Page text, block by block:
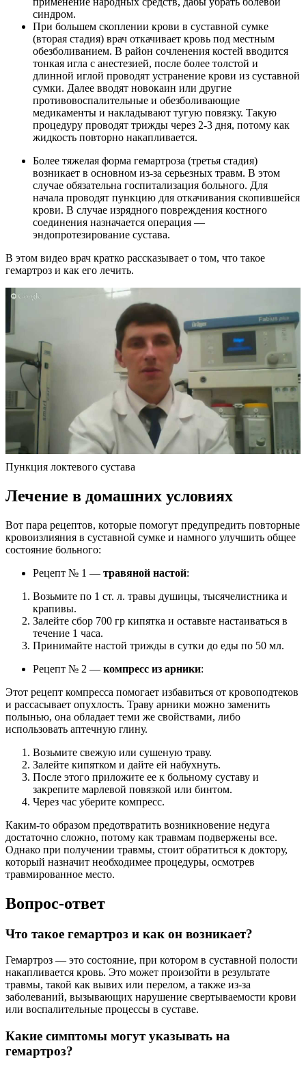
синдром.
При большем скоплении крови в суставной сумке
(вторая стадия) врач откачивает кровь под местным
обезболиванием. В район сочленения костей вводится
тонкая игла с анестезией, после более толстой и
длинной иглой проводят устранение крови из суставной
сумки. Далее вводят новокаин или другие
противовоспалительные и обезболивающие
медикаменты и накладывают тугую повязку. Такую
процедуру проводят трижды через 2-3 дня, потому как
жидкость повторно накапливается.
Более тяжелая форма гемартроза (третья стадия)
возникает в основном из-за серьезных травм. В этом
случае обязательна госпитализация больного. Для
начала проводят пункцию для откачивания скопившейся
крови. В случае изрядного повреждения костного
соединения назначается операция —
эндопротезирование сустава.
В этом видео врач кратко рассказывает о том, что такое
гемартроз и как его лечить.
Пункция локтевого сустава
Лечение в домашних условиях
Вот пара рецептов, которые помогут предупредить повторные
кровоизлияния в суставной сумке и намного улучшить общее
состояние больного:
Рецепт № 1 — травяной настой:
Возьмите по 1 ст. л. травы душицы, тысячелистника и
крапивы.
Залейте сбор 700 гр кипятка и оставьте настаиваться в
течение 1 часа.
Принимайте настой трижды в сутки до еды по 50 мл.
Рецепт № 2 — компресс из арники:
Этот рецепт компресса помогает избавиться от кровоподтеков
и рассасывает опухлость. Траву арники можно заменить
полынью, она обладает теми же свойствами, либо
использовать аптечную глину.
Возьмите свежую или сушеную траву.
Залейте кипятком и дайте ей набухнуть.
После этого приложите ее к больному суставу и
закрепите марлевой повязкой или бинтом.
Через час уберите компресс.
Каким-то образом предотвратить возникновение недуга
достаточно сложно, потому как травмам подвержены все.
Однако при получении травмы, стоит обратиться к доктору,
который назначит необходимее процедуры, осмотрев
травмированное место.
Вопрос-ответ
Что такое гемартроз и как он возникает?
Гемартроз — это состояние, при котором в суставной полости
накапливается кровь. Это может произойти в результате
травмы, такой как вывих или перелом, а также из-за
заболеваний, вызывающих нарушение свертываемости крови
или воспалительные процессы в суставе.
Какие симптомы могут указывать на
гемартроз?